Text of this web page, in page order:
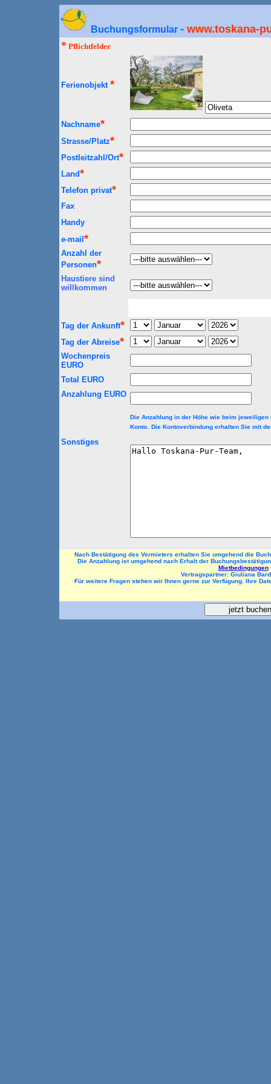
Buchungsformular - www.toskana-
* Pflichtfelder
Ferienobjekt *
Nachname*
Strasse/Platz*
Postleitzahl/Ort*
Land*
Telefon privat*
Fax
Handy
e-mail *
Anzahl der
Personen*
Haustiere sind
willkommen
Tag der Ankunft*
Tag der Abreise*
Wochenpreis
EURO
Total EURO
Anzahlung EURO
Die Anzahlung in der Höhe wie beim
Konto.
Die Kontoverbindung erhalten Sie mit
Sonstiges
Nach Bestätigung des Vermieters erhalten Sie umgehend die
Die Anzahlung ist umgehend nach Erhalt der
Mietbedingungen
Vertragspartner: Giuliana
Für weitere Fragen stehen wir Ihnen gerne zur Verfügung. Ihre